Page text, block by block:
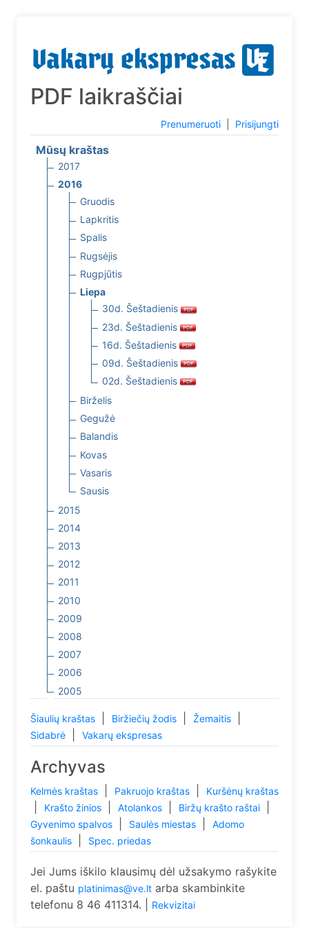
PDF laikraščiai
Prenumeruoti Prisijungti
Mūsų kraštas
2017
2016
Gruodis
Lapkritis
Spalis
Rugsėjis
Rugpjūtis
Liepa
30d. Šeštadienis
23d. Šeštadienis
16d. Šeštadienis
09d. Šeštadienis
02d. Šeštadienis
Birželis
Gegužė
Balandis
Kovas
Vasaris
Sausis
2015
2014
2013
2012
2011
2010
2009
2008
2007
2006
2005
Šiaulių kraštas Biržiečių žodis Žemaitis
Sidabrė Vakarų ekspresas
Archyvas
Kelmės kraštas Pakruojo kraštas Kuršėnų kraštas
Krašto žinios Atolankos Biržų krašto raštai
Gyvenimo spalvos Saulės miestas
Adomo
šonkaulis
Spec. priedas
Jei Jums iškilo klausimų dėl užsakymo rašykite
el. paštu platinimas@ve.lt arba skambinkite
telefonu 8 46 411314. |
Rekvizitai